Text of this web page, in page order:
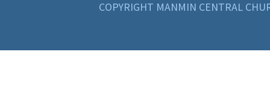
COPYRIGHT MANMIN CENTRAL